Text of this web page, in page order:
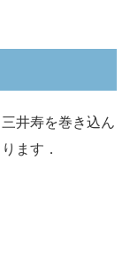
井寿を巻き込ん
ます．